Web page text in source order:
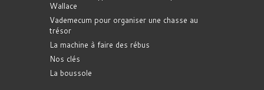
Wallace
Vademecum pour organiser une chasse au
trésor
La machine à faire des rébus
Nos clés
La boussole